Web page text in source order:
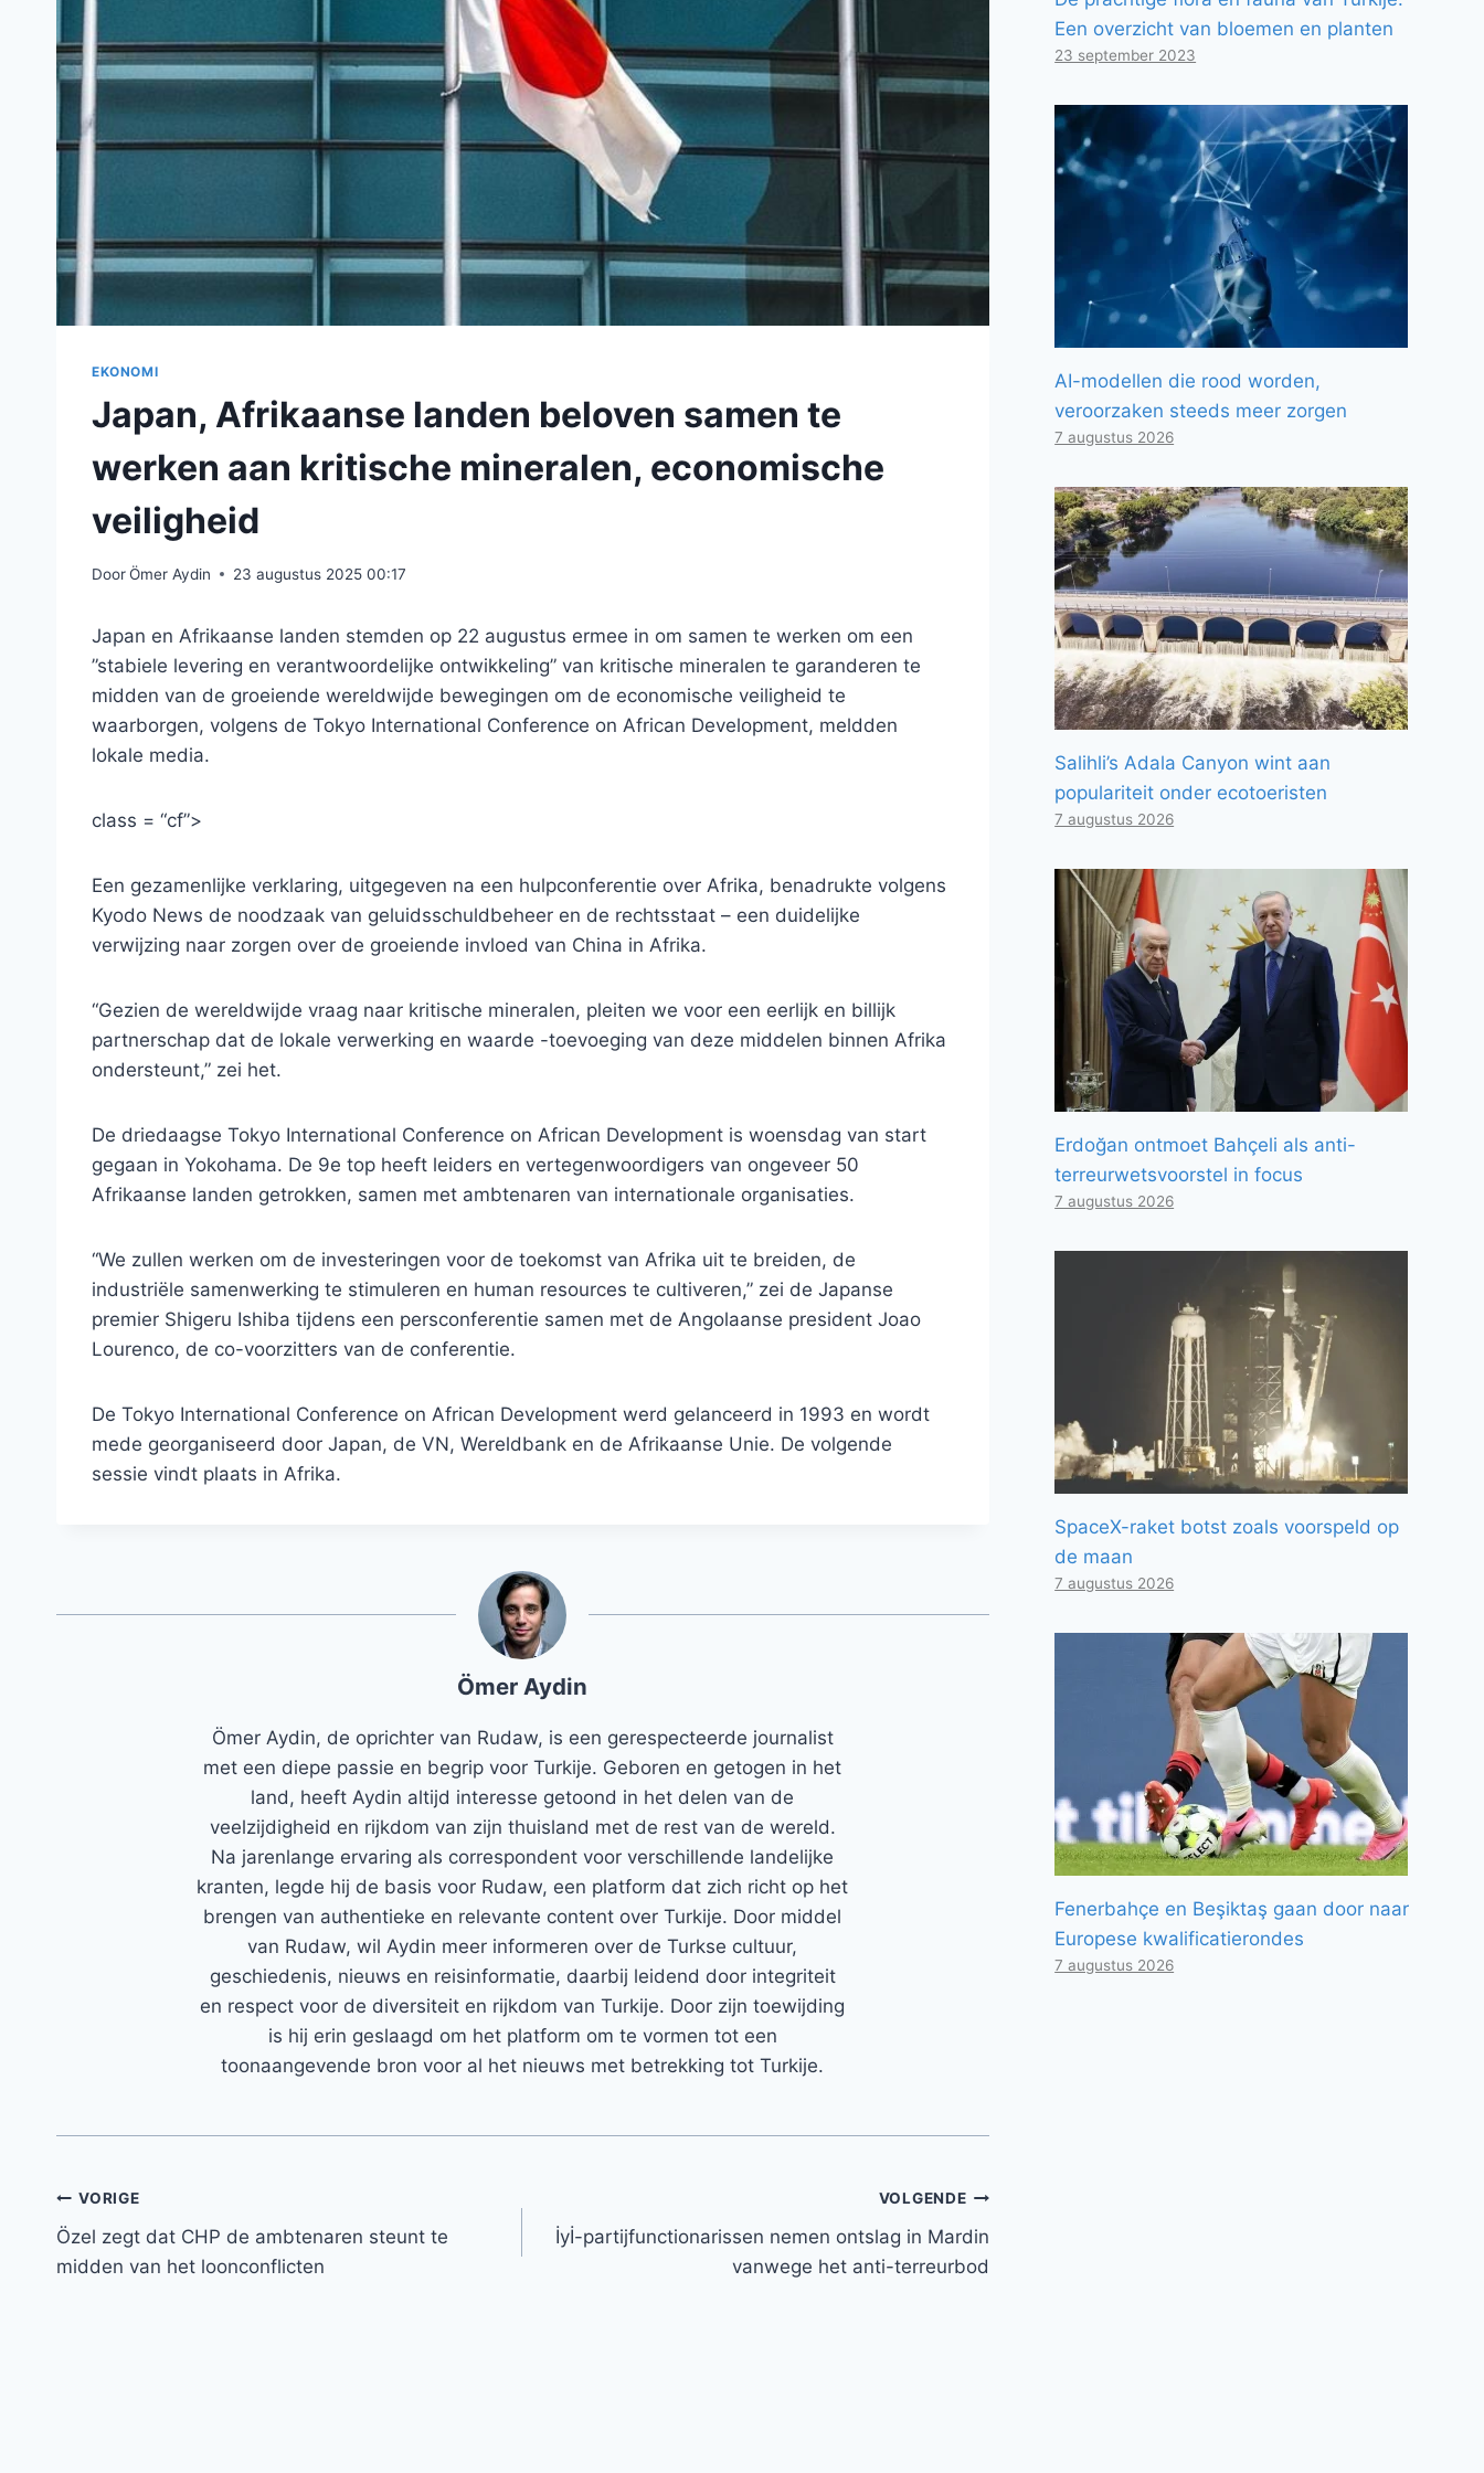
EKONOMI
Japan, Afrikaanse landen beloven samen te
werken aan kritische mineralen, economische
veiligheid
DoorÖmer Aydin 23 augustus 2025 00:17
Japan en Afrikaanse landen stemden op 22 augustus ermee in om samen te werken om een ​​
”stabiele levering en verantwoordelijke ontwikkeling” van kritische mineralen te garanderen te
midden van de groeiende wereldwijde bewegingen om de economische veiligheid te
waarborgen, volgens de Tokyo International Conference on African Development, meldden
lokale media.
class = “cf”>
Een gezamenlijke verklaring, uitgegeven na een hulpconferentie over Afrika, benadrukte volgens
Kyodo News de noodzaak van geluidsschuldbeheer en de rechtsstaat – een duidelijke
verwijzing naar zorgen over de groeiende invloed van China in Afrika.
“Gezien de wereldwijde vraag naar kritische mineralen, pleiten we voor een eerlijk en billijk
partnerschap dat de lokale verwerking en waarde -toevoeging van deze middelen binnen Afrika
ondersteunt,” zei het.
De driedaagse Tokyo International Conference on African Development is woensdag van start
gegaan in Yokohama. De 9e top heeft leiders en vertegenwoordigers van ongeveer 50
Afrikaanse landen getrokken, samen met ambtenaren van internationale organisaties.
“We zullen werken om de investeringen voor de toekomst van Afrika uit te breiden, de
industriële samenwerking te stimuleren en human resources te cultiveren,” zei de Japanse
premier Shigeru Ishiba tijdens een persconferentie samen met de Angolaanse president Joao
Lourenco, de co-voorzitters van de conferentie.
De Tokyo International Conference on African Development werd gelanceerd in 1993 en wordt
mede georganiseerd door Japan, de VN, Wereldbank en de Afrikaanse Unie. De volgende
sessie vindt plaats in Afrika.
Ömer Aydin
Ömer Aydin, de oprichter van Rudaw, is een gerespecteerde journalist
met een diepe passie en begrip voor Turkije. Geboren en getogen in het
land, heeft Aydin altijd interesse getoond in het delen van de
veelzijdigheid en rijkdom van zijn thuisland met de rest van de wereld.
Na jarenlange ervaring als correspondent voor verschillende landelijke
kranten, legde hij de basis voor Rudaw, een platform dat zich richt op het
brengen van authentieke en relevante content over Turkije. Door middel
van Rudaw, wil Aydin meer informeren over de Turkse cultuur,
geschiedenis, nieuws en reisinformatie, daarbij leidend door integriteit
en respect voor de diversiteit en rijkdom van Turkije. Door zijn toewijding
is hij erin geslaagd om het platform om te vormen tot een
toonaangevende bron voor al het nieuws met betrekking tot Turkije.
Bericht
navigatie
VORIGE
Özel zegt dat CHP de ambtenaren steunt te
midden van het loonconflicten
VOLGENDE
İyİ-partijfunctionarissen nemen ontslag in Mardin
vanwege het anti-terreurbod
Een overzicht van bloemen en planten
23 september 2023
AI-modellen die rood worden,
veroorzaken steeds meer zorgen
7 augustus 2026
Salihli’s Adala Canyon wint aan
populariteit onder ecotoeristen
7 augustus 2026
Erdoğan ontmoet Bahçeli als anti-
terreurwetsvoorstel in focus
7 augustus 2026
SpaceX-raket botst zoals voorspeld op
de maan
7 augustus 2026
Fenerbahçe en Beşiktaş gaan door naar
Europese kwalificatierondes
7 augustus 2026